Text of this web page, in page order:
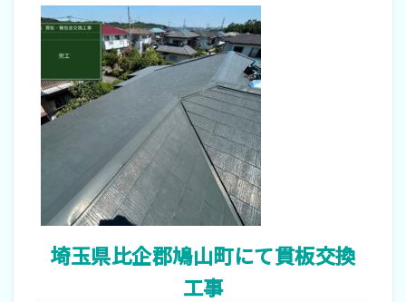
埼玉県比企郡鳩山町にて貫板交換
工事